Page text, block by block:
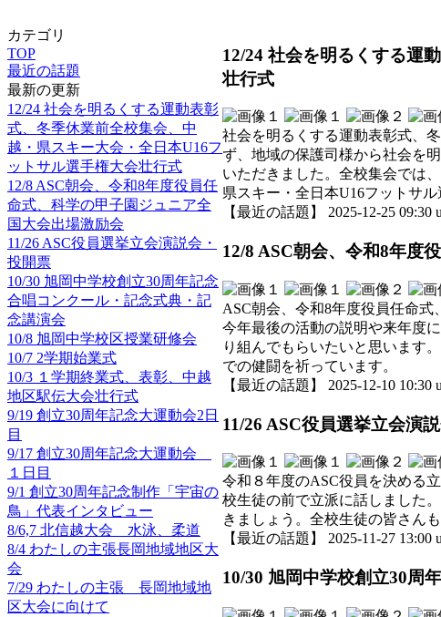
カテゴリ
TOP
最近の話題
最新の更新
12/24 社会を明るくする運動表彰
式、冬季休業前全校集会、中
越・県スキー大会・全日本U16フ
ットサル選手権大会壮行式
12/8 ASC朝会、令和8年度役員任
命式、科学の甲子園ジュニア全
国大会出場激励会
11/26 ASC役員選挙立会演説会・
投開票
10/30 旭岡中学校創立30周年記念
合唱コンクール・記念式典・記
念講演会
10/8 旭岡中学校区授業研修会
10/7 2学期始業式
10/3 １学期終業式、表彰、中越
地区駅伝大会壮行式
9/19 創立30周年記念大運動会2日
目
9/17 創立30周年記念大運動会
１日目
9/1 創立30周年記念制作「宇宙の
鳥」代表インタビュー
8/6,7 北信越大会 水泳、柔道
8/4 わたしの主張長岡地域地区大
会
7/29 わたしの主張 長岡地域地
区大会に向けて
12/24 社会を明るくする運
壮行式
社会を明るくする運動表彰式、
ず、地域の保護司様から社会を
いただきました。全校集会では
県スキー・全日本U16フットサ
【最近の話題】 2025-12-25 09:30
12/8 ASC朝会、令和8年度
ASC朝会、令和8年度役員任命
今年最後の活動の説明や来年度
り組んでもらいたいと思います
での健闘を祈っています。
【最近の話題】 2025-12-10 10:30
11/26 ASC役員選挙立会演
令和８年度のASC役員を決める
校生徒の前で立派に話しました
きましょう。全校生徒の皆さん
【最近の話題】 2025-11-27 13:00
10/30 旭岡中学校創立30周